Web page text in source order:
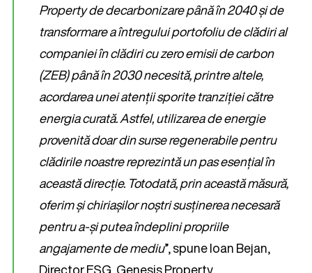
Property de decarbonizare până în 2040 și de
transformare a întregului portofoliu de clădiri al
companiei în clădiri cu zero emisii de carbon
(ZEB) până în 2030 necesită, printre altele,
acordarea unei atenții sporite tranziției către
energia curată. Astfel, utilizarea de energie
provenită doar din surse regenerabile pentru
clădirile noastre reprezintă un pas esențial în
această direcție. Totodată, prin această măsură,
oferim și chiriașilor noștri susținerea necesară
pentru a-și putea îndeplini propriile
angajamente de mediu”, spune Ioan Bejan,